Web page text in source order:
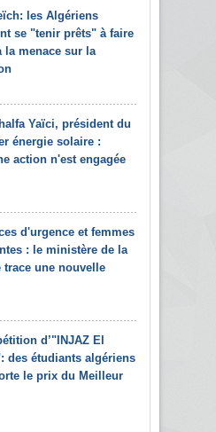
les Algériens
se "tenir prêts" à faire
la menace sur la
Yaïci, président du
énergie solaire :
action n'est engagée
d'urgence et femmes
: le ministère de la
trace une nouvelle
d’"INJAZ El
des étudiants algériens
le prix du Meilleur